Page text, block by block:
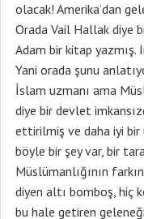
olacak! Amerika’dan
Orada Vail Hallak diye
Adam bir kitap
Yani orada şunu
İslam uzmanı ama
diye bir devlet
ettirilmiş ve daha iyi bir
böyle bir şey var, bir
Müslümanlığının
diyen altı bomboş, hiç
bu hale getiren